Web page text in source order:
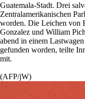
Guatemala-Stadt. Drei
Zentralamerikanischen
worden. Die Leichen von
Gonzalez und William
abend in einem
gefunden worden, teilte
mit.
(AFP/jW)